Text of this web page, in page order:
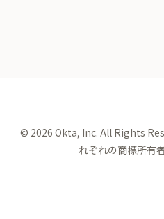
© 2026 Okta, Inc. All Rights
れぞれの商標所有